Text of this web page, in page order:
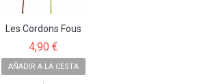
Les Cordons Fous
4,90 €
AÑADIR A LA CESTA